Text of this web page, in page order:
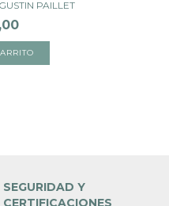
PAILLET
SEGURIDAD Y
CERTIFICACIONES